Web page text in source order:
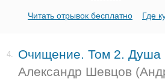
Читать отрывок бесплатно Где
4.
Очищение. Том 2. Душа
Александр Шевцов